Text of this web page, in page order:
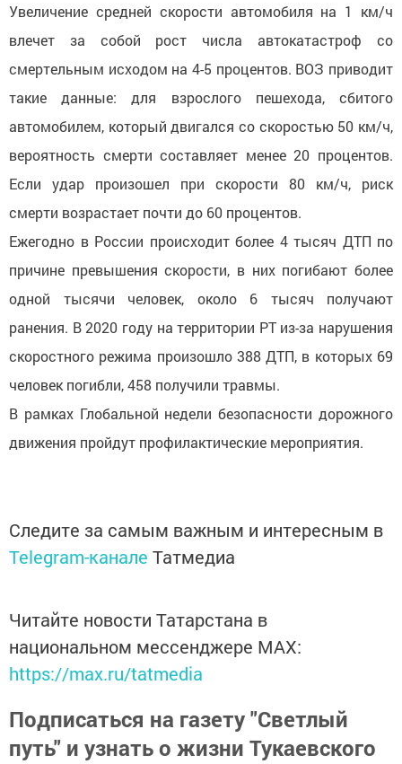
Увеличение средней скорости автомобиля на 1 км/ч
влечет за собой рост числа автокатастроф со
смертельным исходом на 4-5 процентов. ВОЗ приводит
такие данные: для взрослого пешехода, сбитого
автомобилем, который двигался со скоростью 50 км/ч,
вероятность смерти составляет менее 20 процентов.
Если удар произошел при скорости 80 км/ч, риск
смерти возрастает почти до 60 процентов.
Ежегодно в России происходит более 4 тысяч ДТП по
причине превышения скорости, в них погибают более
одной тысячи человек, около 6 тысяч получают
ранения. В 2020 году на территории РТ из-за нарушения
скоростного режима произошло 388 ДТП, в которых 69
человек погибли, 458 получили травмы.
В рамках Глобальной недели безопасности дорожного
движения пройдут профилактические мероприятия.
Следите за самым важным и интересным в
Telegram-канале Татмедиа
Читайте новости Татарстана в
национальном мессенджере MАХ:
https://max.ru/tatmedia
Подписаться на газету "Светлый
путь" и узнать о жизни Тукаевского